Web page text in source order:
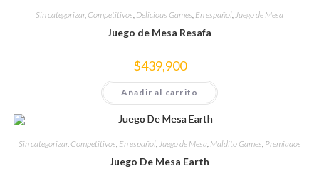
Sin categorizar, Competitivos, Delicious Games, En español,Juego de Mesa
Juego de Mesa Resafa
$439,900
Añadir al carrito
Sin categorizar, Competitivos En español, Juego de Mesa Maldito Games Premiados
Juego De Mesa Earth